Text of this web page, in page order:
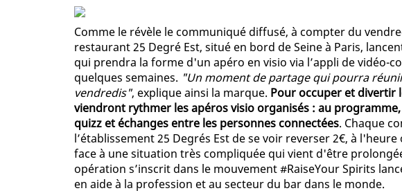
Comme le révèle le communiqué diffusé, à compter du
restaurant 25 Degré Est, situé en bord de Seine à Paris,
qui prendra la forme d'un apéro en visio via l’appli de vidéo-
quelques semaines. "Un moment de partage qui pourra
vendredis", explique ainsi la marque. Pour occuper et divertir
viendront rythmer les apéros visio organisés : au
quizz et échanges entre les personnes connectées. Chaque
l’établissement 25 Degrés Est de se voir reverser 2€, à
face à une situation très compliquée qui vient d'être
opération s’inscrit dans le mouvement #RaiseYour Spirits
en aide à la profession et au secteur du bar dans le monde.